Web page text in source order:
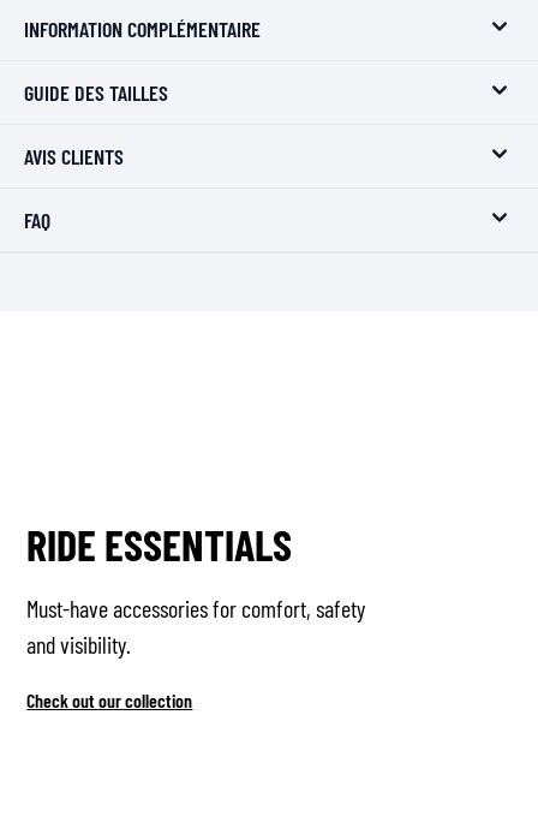
INFORMATION COMPLÉMENTAIRE
GUIDE DES TAILLES
AVIS CLIENTS
FAQ
RIDE ESSENTIALS
Must-have accessories for comfort, safety
and visibility.
Check out our collection